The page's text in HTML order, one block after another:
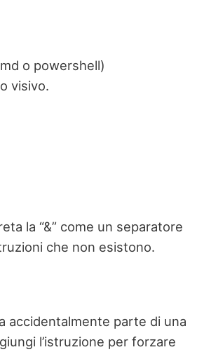
o powershell)
visivo.
la “&” come un separatore
che non esistono.
accidentalmente parte di una
l’istruzione per forzare